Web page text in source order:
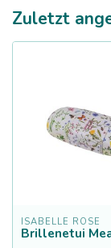
Zuletzt
ISABELLE ROSE
Brillenetui